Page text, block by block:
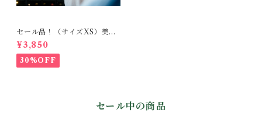
セール品！（サイズXS）美山
珈琲 アパレルシリーズ ~M
aikohan~
¥3,850
30%OFF
セール中の商品